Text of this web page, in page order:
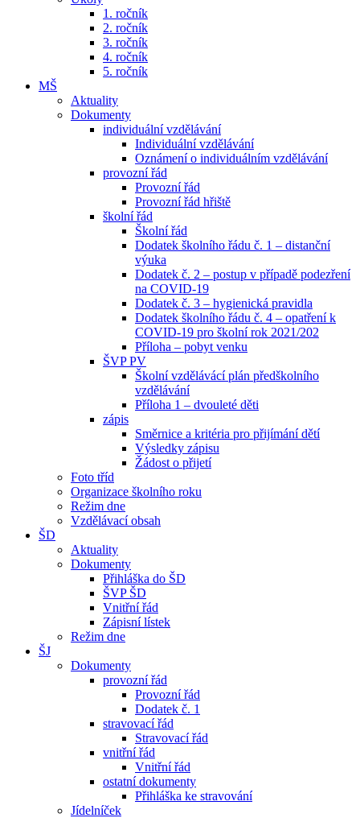
1. ročník
2. ročník
3. ročník
4. ročník
5. ročník
MŠ
Aktuality
Dokumenty
individuální vzdělávání
Individuální vzdělávání
Oznámení o individuálním vzdělávání
provozní řád
Provozní řád
Provozní řád hřiště
školní řád
Školní řád
Dodatek školního řádu č. 1 – distanční
výuka
Dodatek č. 2 – postup v případě podezření
na COVID-19
Dodatek č. 3 – hygienická pravidla
Dodatek školního řádu č. 4 – opatření k
COVID-19 pro školní rok 2021/202
Příloha – pobyt venku
ŠVP PV
Školní vzdělávácí plán předškolního
vzdělávání
Příloha 1 – dvouleté děti
zápis
Směrnice a kritéria pro přijímání dětí
Výsledky zápisu
Žádost o přijetí
Foto tříd
Organizace školního roku
Režim dne
Vzdělávací obsah
ŠD
Aktuality
Dokumenty
Přihláška do ŠD
ŠVP ŠD
Vnitřní řád
Zápisní lístek
Režim dne
ŠJ
Dokumenty
provozní řád
Provozní řád
Dodatek č. 1
stravovací řád
Stravovací řád
vnitřní řád
Vnitřní řád
ostatní dokumenty
Přihláška ke stravování
Jídelníček